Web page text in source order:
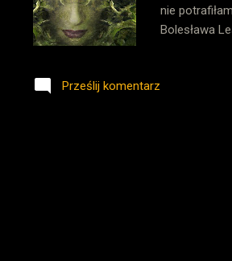
nie
Bolesława
nowo,
Prześlij komentarz